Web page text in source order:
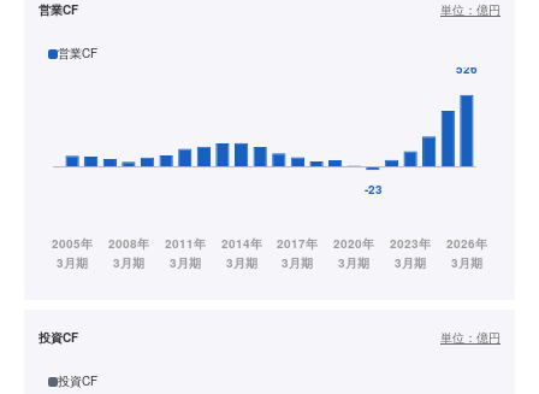
営業CF 単位： 億円
営業CF
投資CF 単位： 億円
投資CF